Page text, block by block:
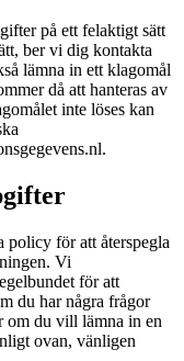
på ett felaktigt sätt
ber vi dig kontakta
lämna in ett klagomål
då att hanteras av
inte löses kan
policy för att återspegla
Vi
för att
du har några frågor
om du vill lämna in en
ovan, vänligen